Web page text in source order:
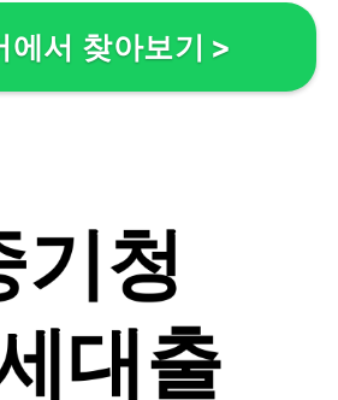
에서 찾아보기 >